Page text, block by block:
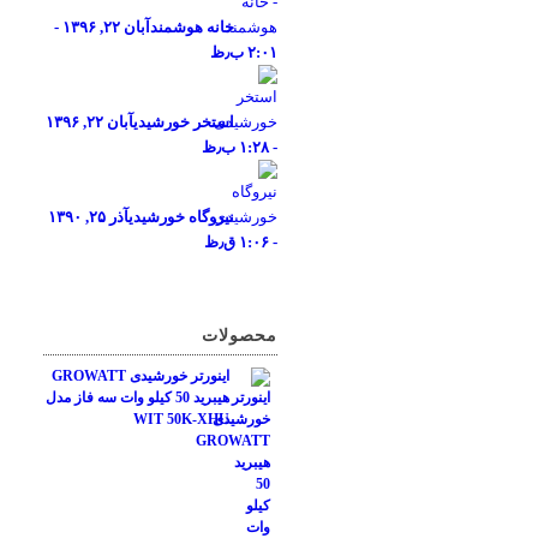
خانه هوشمند
آبان ۲۲, ۱۳۹۶ -
۲:۰۱ ب٫ظ
استخر خورشیدی
آبان ۲۲, ۱۳۹۶
- ۱:۲۸ ب٫ظ
نیروگاه خورشیدی
آذر ۲۵, ۱۳۹۰
- ۱:۰۶ ق٫ظ
محصولات
اینورتر خورشیدی GROWATT
هیبرید 50 کیلو وات سه فاز مدل
WIT 50K-XHU